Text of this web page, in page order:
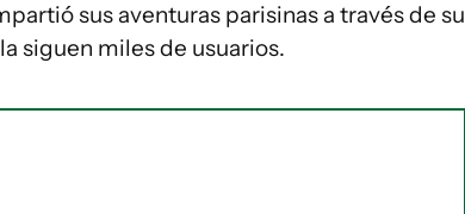
sus aventuras parisinas a través de su
siguen miles de usuarios.